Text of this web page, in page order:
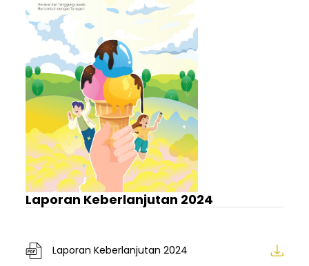
Laporan Keberlanjutan 2024
Laporan Keberlanjutan 2024